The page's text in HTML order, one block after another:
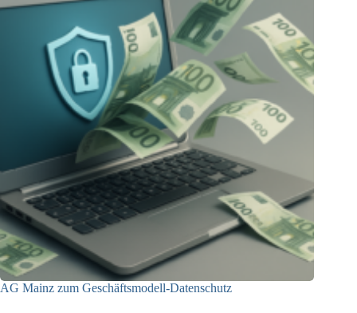
AG Mainz zum Geschäftsmodell-Datenschutz